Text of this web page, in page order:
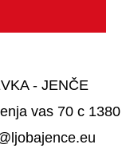
- JENČE
vas 70 c 1380